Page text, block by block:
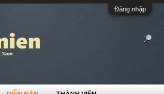
Đăng nhập